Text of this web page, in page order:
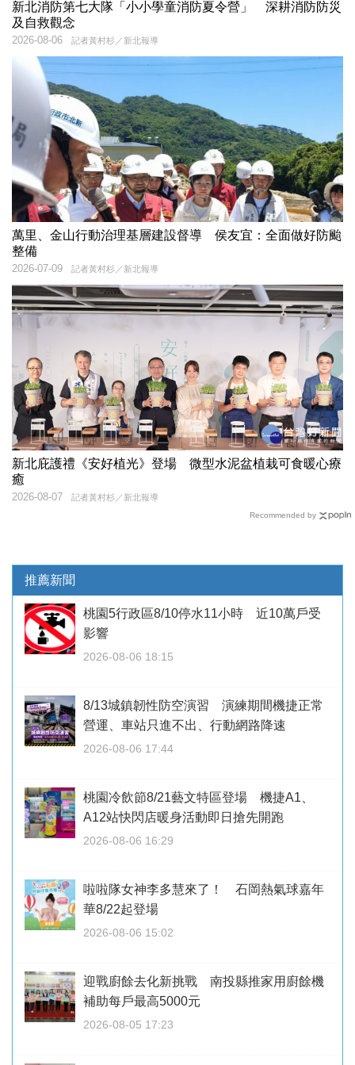
新北消防第七大隊「小小學童消防夏令營」 深耕消防防災
及自救觀念
記者黃村杉／新北報導
2026-08-06
萬里、金山行動治理基層建設督導 侯友宜：全面做好防颱
整備
記者黃村杉／新北報導
2026-07-09
新北庇護禮《安好植光》登場 微型水泥盆植栽可食暖心療
癒
記者黃村杉／新北報導
2026-08-07
Recommended by
推薦新聞
桃園5行政區8/10停水11小時 近10萬戶受
影響
2026-08-06 18:15
8/13城鎮韌性防空演習 演練期間機捷正常
營運、車站只進不出、行動網路降速
2026-08-06 17:44
桃園冷飲節8/21藝文特區登場 機捷A1、
A12站快閃店暖身活動即日搶先開跑
2026-08-06 16:29
啦啦隊女神李多慧來了！ 石岡熱氣球嘉年
華8/22起登場
2026-08-06 15:02
迎戰廚餘去化新挑戰 南投縣推家用廚餘機
補助每戶最高5000元
2026-08-05 17:23